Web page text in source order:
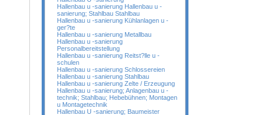
Hallenbau u -sanierung Hallenbau u -
sanierung; Stahlbau Stahlbau
Hallenbau u -sanierung Kühlanlagen u -
ger?te
Hallenbau u -sanierung Metallbau
Hallenbau u -sanierung
Personalbereitstellung
Hallenbau u -sanierung Reitst?lle u -
schulen
Hallenbau u -sanierung Schlossereien
Hallenbau u -sanierung Stahlbau
Hallenbau u -sanierung Zelte / Erzeugung
Hallenbau u -sanierung; Anlagenbau u -
technik; Stahlbau; Hebebühnen; Montagen
u Montagetechnik
Hallenbau U -sanierung; Baumeister